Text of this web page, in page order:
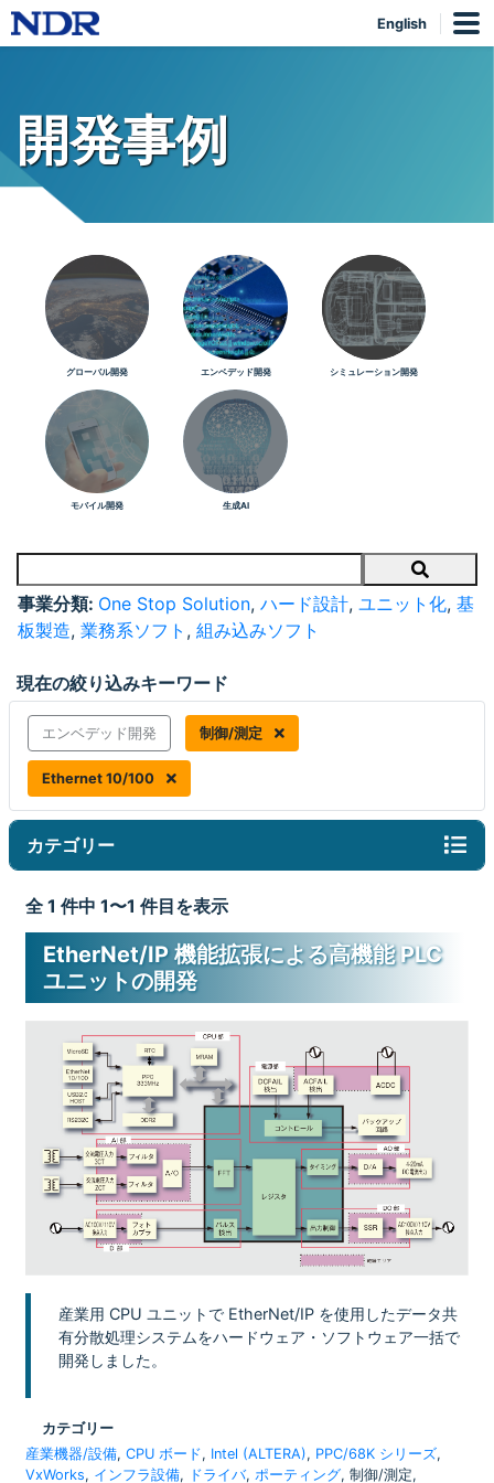
English
開発事例
グローバル開発 エンベデッド開発 シミュレーション開発
モバイル開発 生成AI
Search
事業分類: One Stop Solution, ハード設計, ユニット化, 基
板製造, 業務系ソフト , 組み込みソフト
現在の絞り込みキーワード
エンベデッド開発 制御/測定
Ethernet 10/100
カテゴリー
全 1 件中 1〜1 件目を表示
EtherNet/IP 機能拡張による高機能 PLC
ユニットの開発
産業用 CPU ユニットで EtherNet/IP を使用したデータ共
有分散処理システムをハードウェア・ソフトウェア一括で
開発しました。
カテゴリー
産業機器/設備, CPU ボード, Intel (ALTERA), PPC/68K シリーズ,
VxWorks, インフラ設備, ドライバ, ポーティング, 制御/測定,